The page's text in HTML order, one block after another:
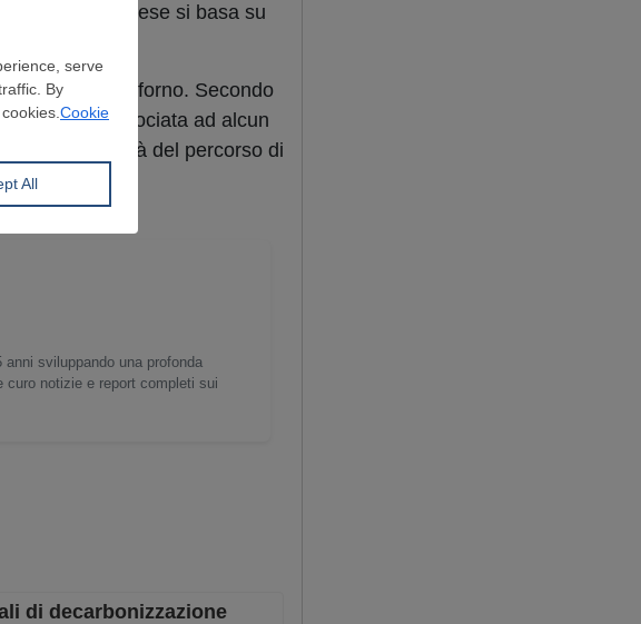
nel Paese si basa su
di altoforno. Secondo
è ancora associata ad alcun
reale velocità del percorso di
sviluppando una profonda
curo notizie e report completi sui
di decarbonizzazione